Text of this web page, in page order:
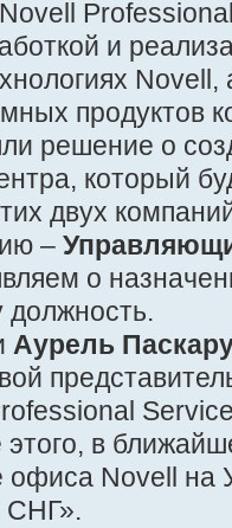
и
Novell,
продуктов
решение о
который
двух
–
о
должность.
Аурель
этого, в
Novell на
СНГ».